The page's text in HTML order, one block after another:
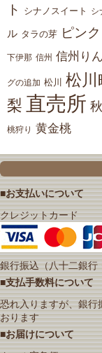
ト
シナノスイート シ
ル タラの芽 ピン
下伊那 信州 信州り
グの追加 松川 松川
梨 直売所
桃狩り 黄金桃
■お支払いについて
クレジットカード
銀行振込（八十二銀行
■支払手数料について
恐れ入りますが、銀行
おります
■お届けについて